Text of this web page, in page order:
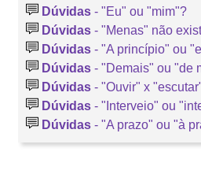
Dúvidas - "Eu" ou "mim"?
Dúvidas - "Menas" não
Dúvidas - "A princípio" ou
Dúvidas - "Demais" ou "de
Dúvidas - "Ouvir" x
Dúvidas - "Interveio" ou
Dúvidas - "A prazo" ou "à